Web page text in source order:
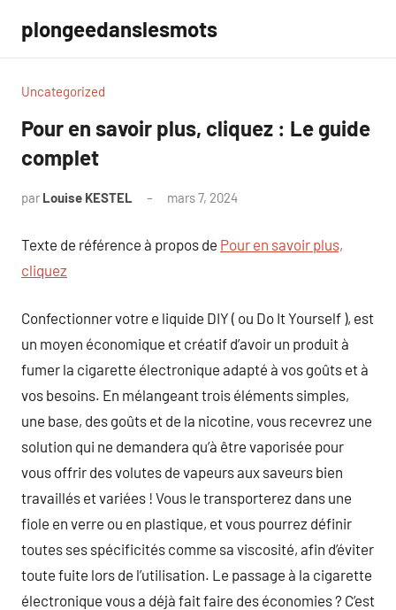
contenu
plongeedanslesmots
Uncategorized
Pour en savoir plus, cliquez : Le guide
complet
par Louise KESTEL mars 7, 2024
Texte de référence à propos de Pour en savoir plus,
cliquez
Confectionner votre e liquide DIY ( ou Do It Yourself ), est
un moyen économique et créatif d’avoir un produit à
fumer la cigarette électronique adapté à vos goûts et à
vos besoins. En mélangeant trois éléments simples,
une base, des goûts et de la nicotine, vous recevrez une
solution qui ne demandera qu’à être vaporisée pour
vous offrir des volutes de vapeurs aux saveurs bien
travaillés et variées ! Vous le transporterez dans une
fiole en verre ou en plastique, et vous pourrez définir
toutes ses spécificités comme sa viscosité, afin d’éviter
toute fuite lors de l’utilisation. Le passage à la cigarette
électronique vous a déjà fait faire des économies ? C’est